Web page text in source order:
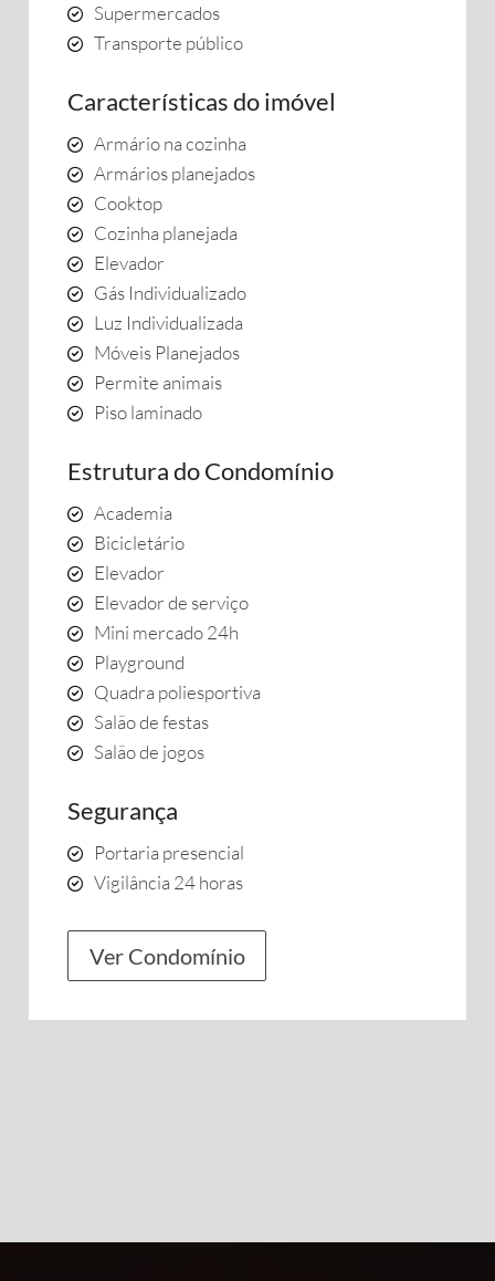
Supermercados
Transporte público
Características do imóvel
Armário na cozinha
Armários planejados
Cooktop
Cozinha planejada
Elevador
Gás Individualizado
Luz Individualizada
Móveis Planejados
Permite animais
Piso laminado
Estrutura do Condomínio
Academia
Bicicletário
Elevador
Elevador de serviço
Mini mercado 24h
Playground
Quadra poliesportiva
Salão de festas
Salão de jogos
Segurança
Portaria presencial
Vigilância 24 horas
Ver Condomínio